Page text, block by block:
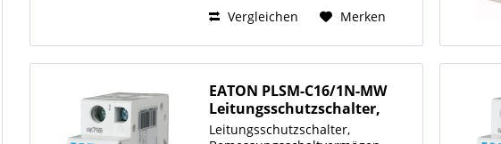
Vergleichen Merken
EATON PLSM-C16/1N-MW
Leitungsschutzschalter,
16...
Leitungsschutzschalter,